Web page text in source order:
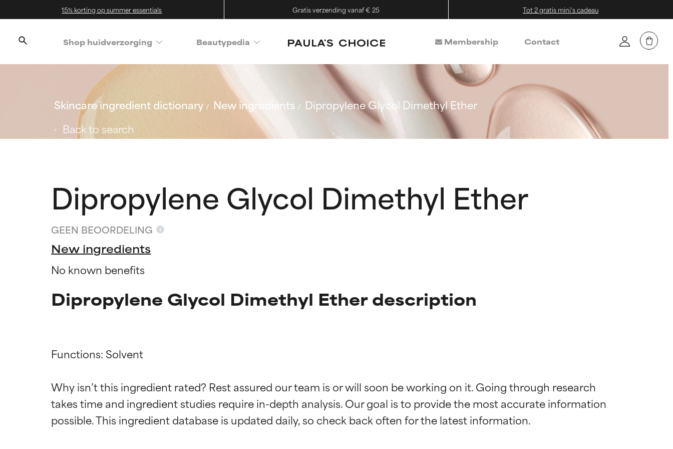
15% korting op summer essentials Gratis verzending vanaf € 25 Tot 2 gratis mini's cadeau
Shop huidverzorging Beautypedia Membership Contact
Skincare ingredient dictionary New ingredients
Dipropylene Glycol Dimethyl Ether
Back to search
Dipropylene Glycol Dimethyl Ether
GEEN BEOORDELING
New ingredients
No known benefits
Dipropylene Glycol Dimethyl Ether description
Functions: Solvent
Why isn’t this ingredient rated? Rest assured our team is or will soon be working on it. Going through research
takes time and ingredient studies require in-depth analysis. Our goal is to provide the most accurate information
Beoordelingen van ingrediënten
BESTE
Beoordelingen van ingrediënten
BESTE